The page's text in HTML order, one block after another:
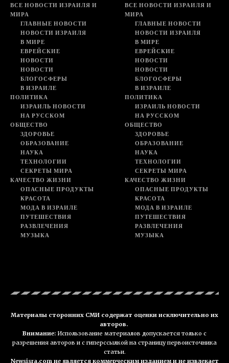
ВСЕ НОВОСТИ ИЗРАИЛЯ И
МИРА
ГЛАВНЫЕ НОВОСТИ
НОВОСТИ ИЗРАИЛЯ
В МИРЕ
ЕВРЕЙСКИЕ
НОВОСТИ
НОВОСТИ
БЛОГОСФЕРЫ
В ИЗРАИЛЕ
ПОЛИТИКА
ИЗРАИЛЬ НОВОСТИ
НА РУССКОМ
ОБЩЕСТВО
ЗДОРОВЬЕ
ОБРАЗОВАНИЕ
НАУКА
ТЕХНОЛОГИИ
СЕКРЕТЫ МИРА
КАЧЕСТВО ЖИЗНИ
ОПАСНЫЕ ПРОДУКТЫ
КРАСОТА
МОДА В ИЗРАИЛЕ
ПУТЕШЕСТВИЯ
РАЗВЛЕЧЕНИЯ
МУЗЫКА
ВСЕ НОВОСТИ ИЗРАИЛЯ И
МИРА
ГЛАВНЫЕ НОВОСТИ
НОВОСТИ ИЗРАИЛЯ
В МИРЕ
ЕВРЕЙСКИЕ
НОВОСТИ
НОВОСТИ
БЛОГОСФЕРЫ
В ИЗРАИЛЕ
ПОЛИТИКА
ИЗРАИЛЬ НОВОСТИ
НА РУССКОМ
ОБЩЕСТВО
ЗДОРОВЬЕ
ОБРАЗОВАНИЕ
НАУКА
ТЕХНОЛОГИИ
СЕКРЕТЫ МИРА
КАЧЕСТВО ЖИЗНИ
ОПАСНЫЕ ПРОДУКТЫ
КРАСОТА
МОДА В ИЗРАИЛЕ
ПУТЕШЕСТВИЯ
РАЗВЛЕЧЕНИЯ
МУЗЫКА
Материалы сторонних СМИ содержат оценки исключительно их
авторов.
Внимание: Использование материалов допускается только с
разрешения авторов и с гиперссылкой на страницу первоисточника
статьи.
Newsisra.com не является коммерческим изданием и не извлекает